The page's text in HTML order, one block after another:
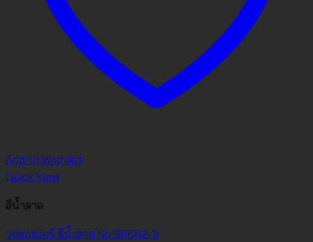
Add to Wishlist
Quick View
สีน้ำตาล
วอลเปเปอร์ สีน้ำตาล No.88662-3